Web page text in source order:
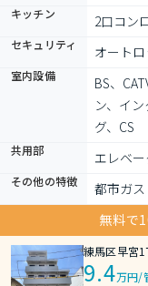
キッチン 2口コン
セキュリティ オート
室内設備
BS、
ン、イ
グ、CS
共用部 エレベ
その他の特徴
都市ガス
無料で
練馬区早宮
9.4万円/